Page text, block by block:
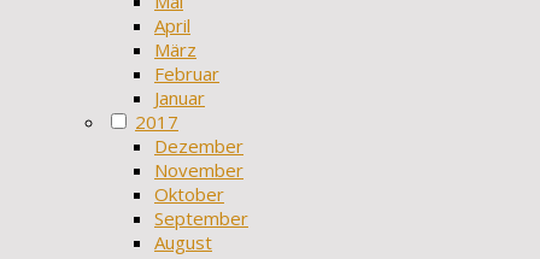
April
März
Februar
Januar
2017
Dezember
November
Oktober
September
August